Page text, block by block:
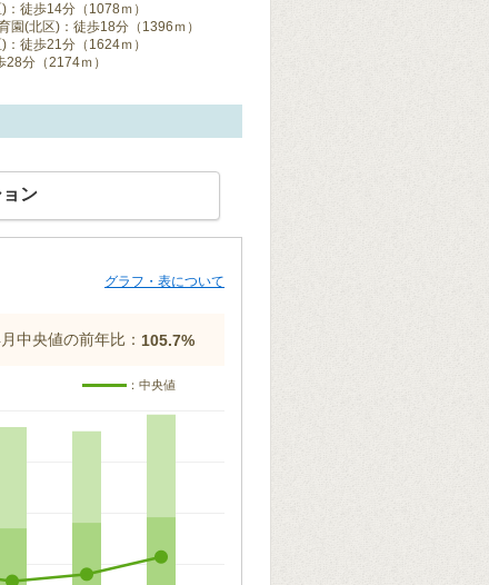
：徒歩14分（1078ｍ）
園(北区)：徒歩18分（1396ｍ）
：徒歩21分（1624ｍ）
28分（2174ｍ）
ン
グラフ・表について
中央値の前年比： 105.7%
：中央値